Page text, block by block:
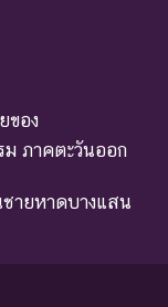
ของ
ภาคตะวันออก
ายหาดบางแสน